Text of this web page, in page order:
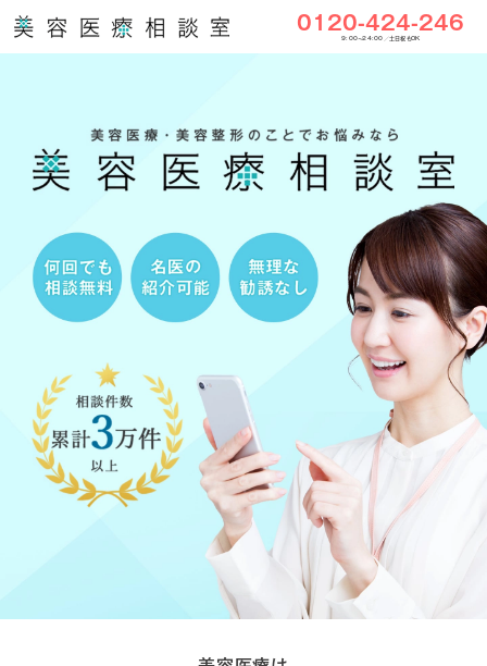
0120-424-246
9:00〜24:00／土日祝もOK